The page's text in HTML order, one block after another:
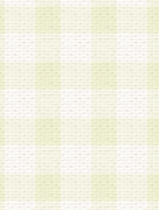
満、成年被後見人、被
どの法定代理人の同
お、義務教育学齢に該
社が別途定める方法
うものとします。
登録希望者本人が行う
ものとします。
約に同意の後、当社指